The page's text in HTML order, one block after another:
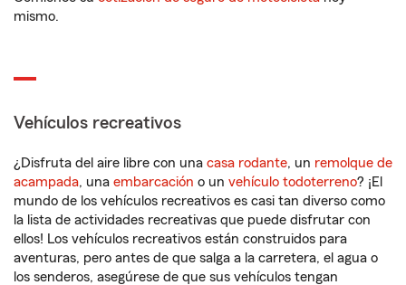
mismo.
Vehículos recreativos
¿Disfruta del aire libre con una casa rodante, un remolque de
acampada, una embarcación o un vehículo todoterreno? ¡El
mundo de los vehículos recreativos es casi tan diverso como
la lista de actividades recreativas que puede disfrutar con
ellos! Los vehículos recreativos están construidos para
aventuras, pero antes de que salga a la carretera, el agua o
los senderos, asegúrese de que sus vehículos tengan